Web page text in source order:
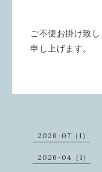
ご不便お掛け致
申し上げます。
2026-07（1）
2026-04（1）